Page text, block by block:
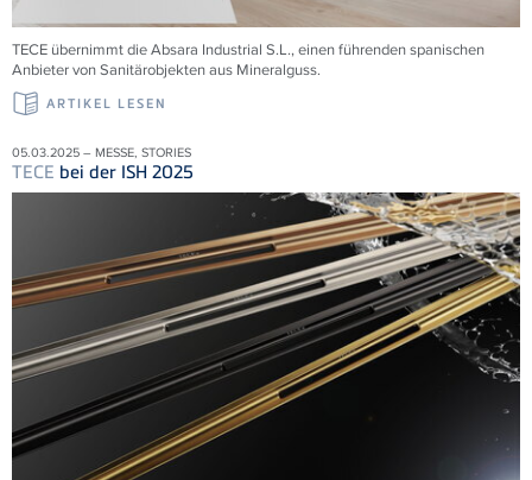
TECE übernimmt dieAbsara Industrial S.L., einen führenden spanischen
Anbieter von Sanitärobjekten aus Mineralguss.
ARTIKEL LESEN
05.03.2025 – MESSE, STORIES
TECE bei der ISH 2025